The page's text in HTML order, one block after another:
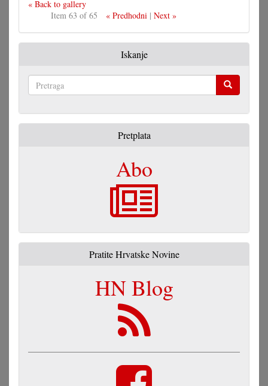
« Back to gallery
Item 63 of 65
« Predhodni| Next »
Iskanje
Pretplata
Abo
Pratite Hrvatske Novine
HN Blog